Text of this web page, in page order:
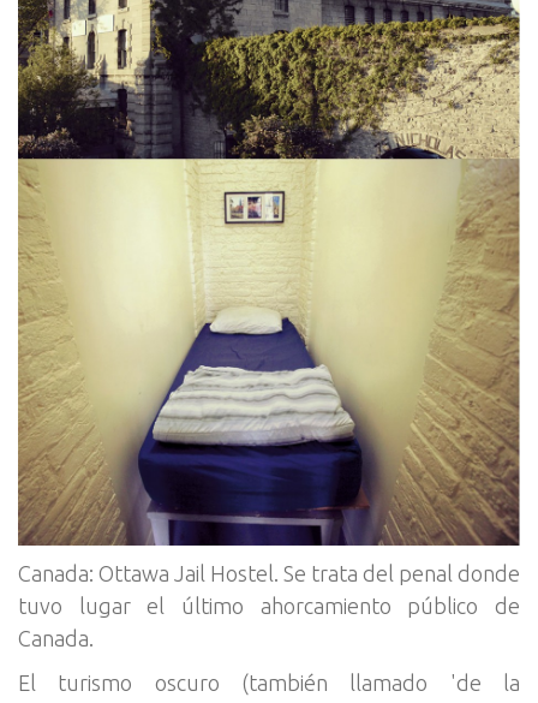
Canada: Ottawa Jail Hostel. Se trata del penal donde
tuvo lugar el último ahorcamiento público de
Canada.
El turismo oscuro (también llamado 'de la